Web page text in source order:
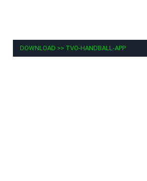
DOWNLOAD >> TVO-HANDBALL-APP